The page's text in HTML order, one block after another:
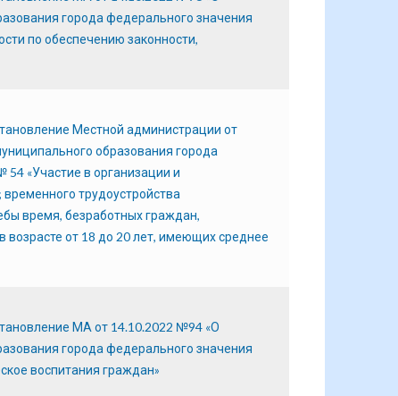
города федерального значения
по обеспечению законности,
Местной администрации от
образования города
«Участие в организации и
трудоустройства
время, безработных граждан,
от 18 до 20 лет, имеющих среднее
МА от 14.10.2022 №94 «О
города федерального значения
воспитания граждан»